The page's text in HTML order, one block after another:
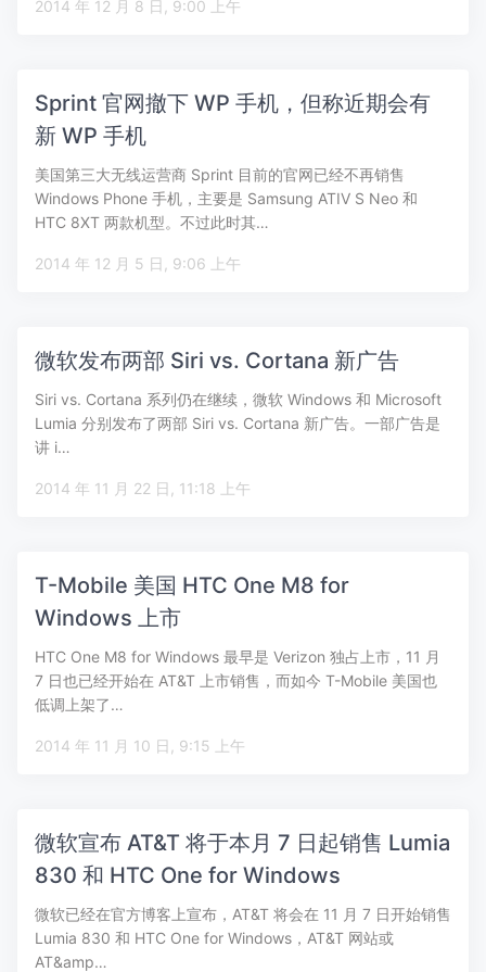
2014 年 12 月 8 日, 9:00 上午
Sprint 官网撤下 WP 手机，但称近期会有
新 WP 手机
美国第三大无线运营商 Sprint 目前的官网已经不再销售
Windows Phone 手机，主要是 Samsung ATIV S Neo 和
HTC 8XT 两款机型。不过此时其…
2014 年 12 月 5 日, 9:06 上午
微软发布两部 Siri vs. Cortana 新广告
Siri vs. Cortana 系列仍在继续，微软 Windows 和 Microsoft
Lumia 分别发布了两部 Siri vs. Cortana 新广告。一部广告是
讲 i…
2014 年 11 月 22 日, 11:18 上午
T-Mobile 美国 HTC One M8 for
Windows 上市
HTC One M8 for Windows 最早是 Verizon 独占上市，11 月
7 日也已经开始在 AT&T 上市销售，而如今 T-Mobile 美国也
低调上架了…
2014 年 11 月 10 日, 9:15 上午
微软宣布 AT&T 将于本月 7 日起销售 Lumia
830 和 HTC One for Windows
微软已经在官方博客上宣布，AT&T 将会在 11 月 7 日开始销售
Lumia 830 和 HTC One for Windows，AT&T 网站或
AT&amp…